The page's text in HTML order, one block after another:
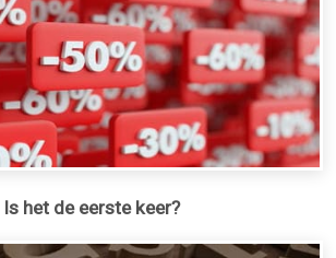
Is het de eerste keer?